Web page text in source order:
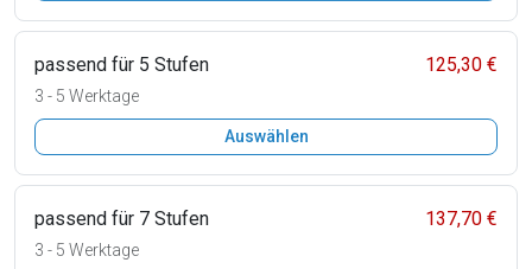
passend für 5 Stufen 125,30 €
3 - 5 Werktage
Auswählen
passend für 7 Stufen 137,70 €
3 - 5 Werktage